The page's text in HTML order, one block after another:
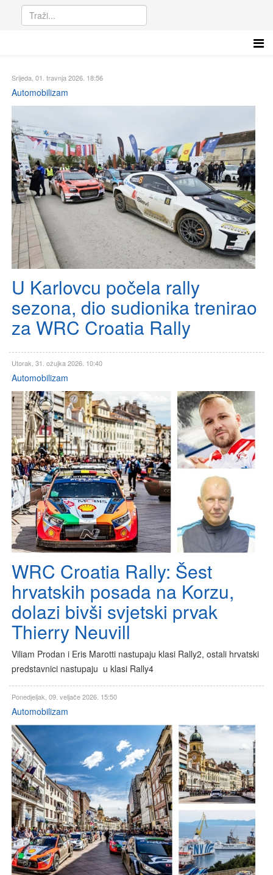
Srijeda, 01. travnja 2026. 18:56
Automobilizam
U Karlovcu počela rally
sezona, dio sudionika trenirao
za WRC Croatia Rally
Utorak, 31. ožujka 2026. 10:40
Automobilizam
WRC Croatia Rally: Šest
hrvatskih posada na Korzu,
dolazi bivši svjetski prvak
Thierry Neuvill
Viliam Prodan i Eris Marotti nastupaju klasi Rally2, ostali hrvatski
predstavnici nastupaju u klasi Rally4
Ponedjeljak, 09. veljače 2026. 15:50
Automobilizam